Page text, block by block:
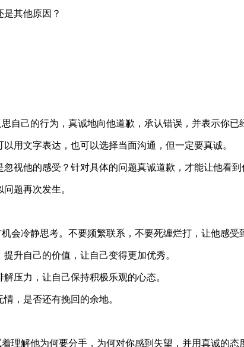
其他原因？
自己的行为，真诚地向他道歉，承认错误，并表示你已
以用文字表达，也可以选择当面沟通，但一定要真诚。
视他的感受？针对具体的问题真诚道歉，才能让他看到
题再次发生。
会冷静思考。不要频繁联系，不要死缠烂打，让他感受
升自己的价值，让自己变得更加优秀。
压力，让自己保持积极乐观的心态。
，是否还有挽回的余地。
理解他为何要分手，为何对你感到失望，并用真诚的态